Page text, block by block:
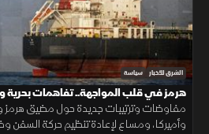
الشرق للأخبار سياسة
هرمز في قلب المواجهة.. تفاهمات
مفاوضات وترتيبات جديدة حول مضيق هرمز
وأميركا، ومساع لإعادة تنظيم حركة السفن